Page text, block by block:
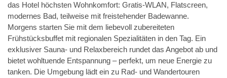
das Hotel höchsten Wohnkomfort: Gratis-WLAN, Flatscreen,
modernes Bad, teilweise mit freistehender Badewanne.
Morgens starten Sie mit dem liebevoll zubereiteten
Frühstücksbuffet mit regionalen Spezialitäten in den Tag. Ein
exklusiver Sauna- und Relaxbereich rundet das Angebot ab und
bietet wohltuende Entspannung – perfekt, um neue Energie zu
tanken. Die Umgebung lädt ein zu Rad- und Wandertouren